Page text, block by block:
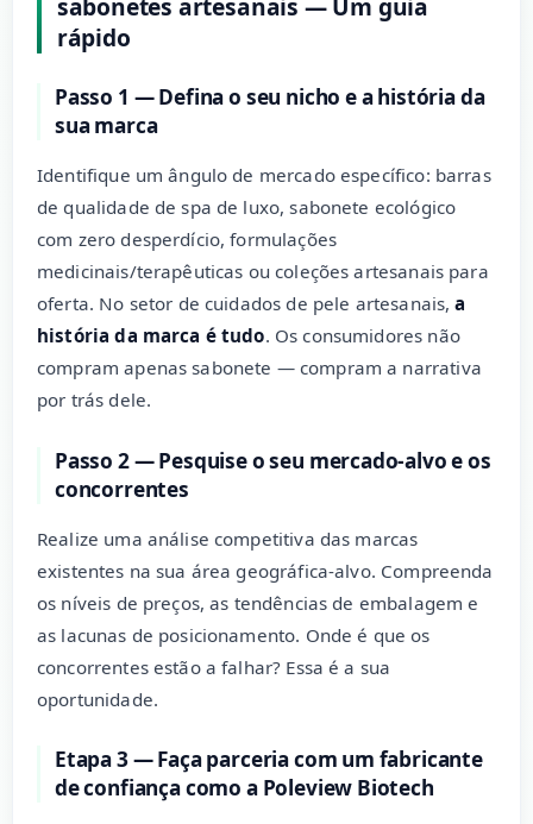
rápido
Passo 1 — Defina o seu nicho e a história da
sua marca
Identifique um ângulo de mercado específico: barras
de qualidade de spa de luxo, sabonete ecológico
com zero desperdício, formulações
medicinais/terapêuticas ou coleções artesanais para
oferta. No setor de cuidados de pele artesanais,a
história da marca é tudo. Os consumidores não
compram apenas sabonete — compram a narrativa
por trás dele.
Passo 2 — Pesquise o seu mercado-alvo e os
concorrentes
Realize uma análise competitiva das marcas
existentes na sua área geográfica-alvo. Compreenda
os níveis de preços, as tendências de embalagem e
as lacunas de posicionamento. Onde é que os
concorrentes estão a falhar? Essa é a sua
oportunidade.
Etapa 3 — Faça parceria com um fabricante
de confiança como a Poleview Biotech